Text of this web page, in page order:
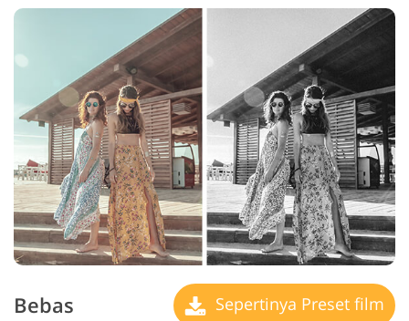
Bebas Sepertinya Preset film